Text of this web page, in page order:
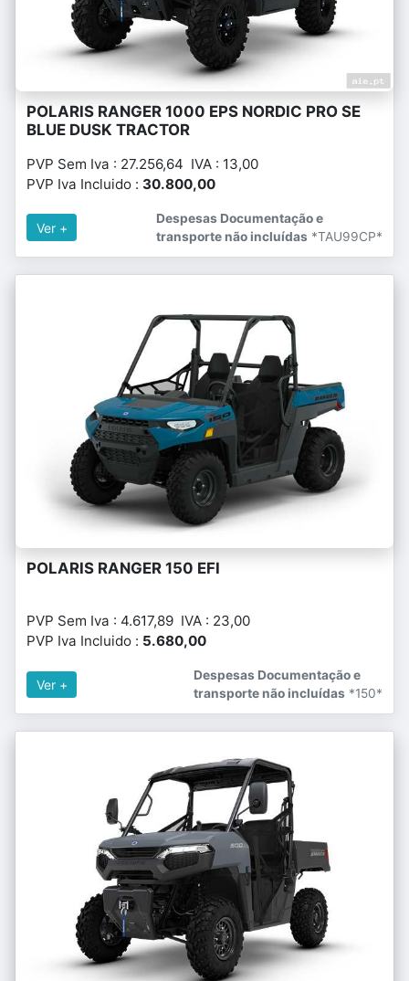
POLARIS RANGER 1000 EPS NORDIC PRO SE
BLUE DUSK TRACTOR
PVP Sem Iva : 27.256,64 IVA : 13,00
PVP Iva Incluido : 30.800,00
Ver +
Despesas Documentação e
transporte não incluídas *TAU99CP*
POLARIS RANGER 150 EFI
PVP Sem Iva : 4.617,89 IVA : 23,00
PVP Iva Incluido : 5.680,00
Ver +
Despesas Documentação e
transporte não incluídas *150*